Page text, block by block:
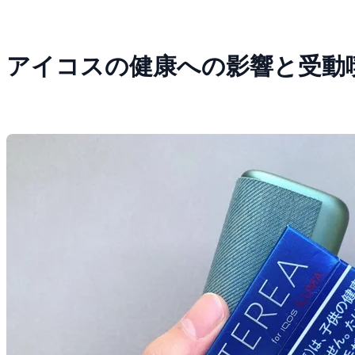
アイコスの健康への影響と受動